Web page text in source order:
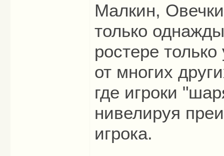
Малкин,
только
ростере
от многих
где игроки
нивелируя
игрока.